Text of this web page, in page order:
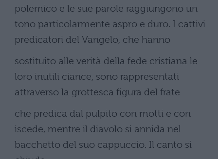
polemico e le sue parole raggiungono un
tono particolarmente aspro e duro. I cattivi
predicatori del Vangelo, che hanno
sostituito alle verità della fede cristiana le
loro inutili ciance, sono rappresentati
attraverso la grottesca figura del frate
che predica dal pulpito con motti e con
iscede, mentre il diavolo si annida nel
bacchetto del suo cappuccio. Il canto si